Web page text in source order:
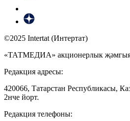
©2025 Intertat (Интертат)
«ТАТМЕДИА» акционерлык
Редакция адресы:
420066, Татарстан Республикасы,
2нче йорт.
Редакция телефоны: